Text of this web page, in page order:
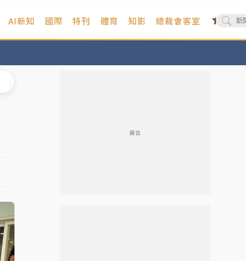
AI新知 國際 特刊 體育 知影 總裁會客室
廣告